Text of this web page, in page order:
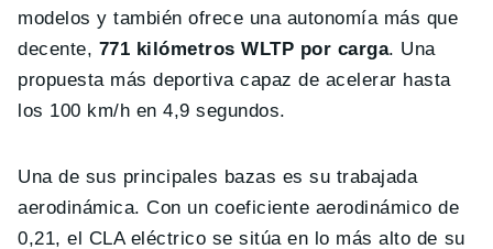
modelos y también ofrece una autonomía más que
decente, 771 kilómetros WLTP por carga. Una
propuesta más deportiva capaz de acelerar hasta
los 100 km/h en 4,9 segundos.
Una de sus principales bazas es su trabajada
aerodinámica. Con un coeficiente aerodinámico de
0,21, el CLA eléctrico se sitúa en lo más alto de su